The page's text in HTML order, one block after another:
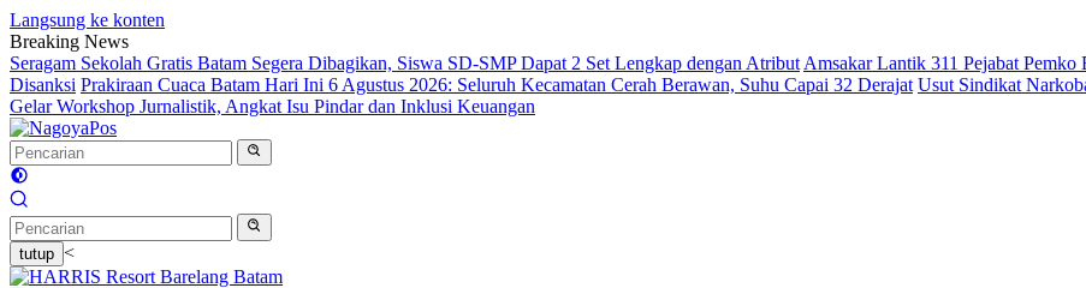
Langsung ke konten
Breaking News
Seragam Sekolah Gratis Batam Segera Dibagikan, Siswa SD-SMP Dapat 2 Set Lengkap dengan Atribut Amsakar Lantik 311 Pejabat
Disanksi Prakiraan Cuaca Batam Hari Ini 6 Agustus 2026: Seluruh Kecamatan Cerah Berawan, Suhu Capai 32 Derajat Usut Sindikat
Gelar Workshop Jurnalistik, Angkat Isu Pindar dan Inklusi Keuangan
tutup <